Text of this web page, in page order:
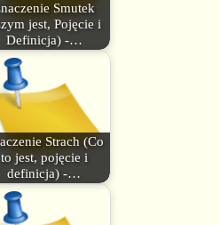
Smutek
jest, Pojęcie i
Definicja) -…
Strach (Co
to jest, pojęcie i
definicja) -…